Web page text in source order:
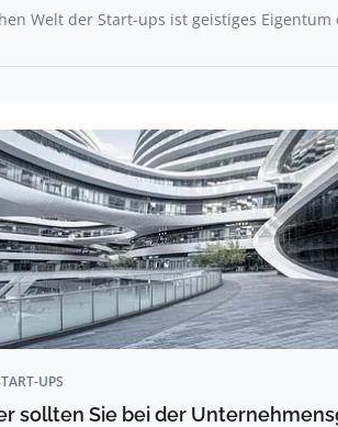
Welt der Start-ups ist geistiges
UPS
sollten Sie bei der